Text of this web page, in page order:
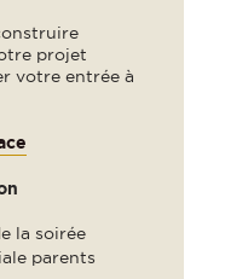
projet
votre entrée à
la soirée
parents